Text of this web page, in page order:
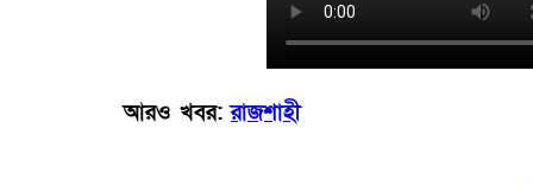
আরও খবর:রাজশাহী